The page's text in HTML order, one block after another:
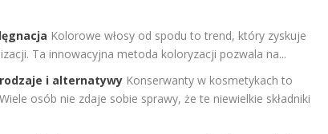
Kolorowe włosy od spodu to trend, który zyskuje
Ta innowacyjna metoda koloryzacji pozwala na...
i alternatywy Konserwanty w kosmetykach to
osób nie zdaje sobie sprawy, że te niewielkie składniki